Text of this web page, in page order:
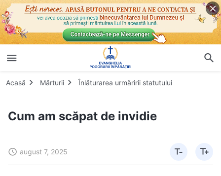
Acasă Mărturii Înlăturarea urmăririi statutului
Cum am scăpat de invidie
august 7, 2025